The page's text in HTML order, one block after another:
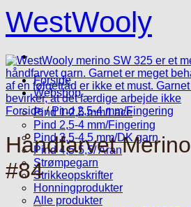
Fortsæt
til
indhold
WestWooly
Forside
Webshop
Pind 1-2,5 mm/Lace
Pind 2,5-4 mm/Fingering
Pind 3,5-4,5 mm/DK garn
Pind 4,5-5,5/ Aran
Strømpegarn
Strikkeopskrifter
Honningprodukter
Alle produkter
Forside / Pind 2,5-4 mm/Fingering
Håndfarvet
#84